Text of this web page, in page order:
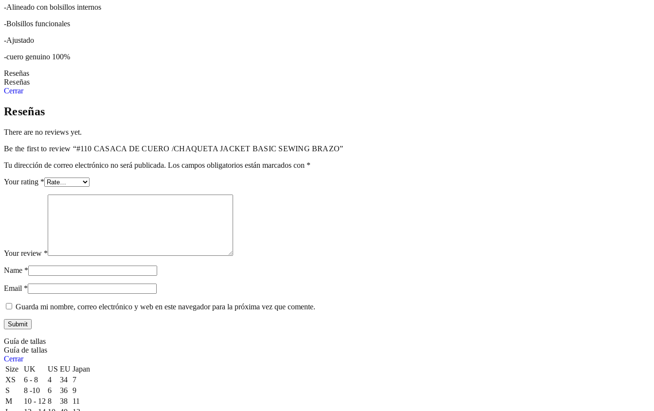
-Alineado con bolsillos internos
-Bolsillos funcionales
-Ajustado
-cuero genuino 100%
Reseñas
Reseñas
Cerrar
Reseñas
There are no reviews yet.
Be the first to review “#110 CASACA DE CUERO /CHAQUETA JACKET BASIC SEWING BRAZO”
Tu dirección de correo electrónico no será publicada. Los campos obligatorios están marcados con *
Your rating *
Your review *
Name *
Email *
Guarda mi nombre, correo electrónico y web en este navegador para la próxima vez que comente.
Guía de tallas
Guía de tallas
Cerrar
Size
UK US EU Japan
XS
6 - 8 4 34
7
S
8 -10 6 36 9
M
10 - 12 8 38
11